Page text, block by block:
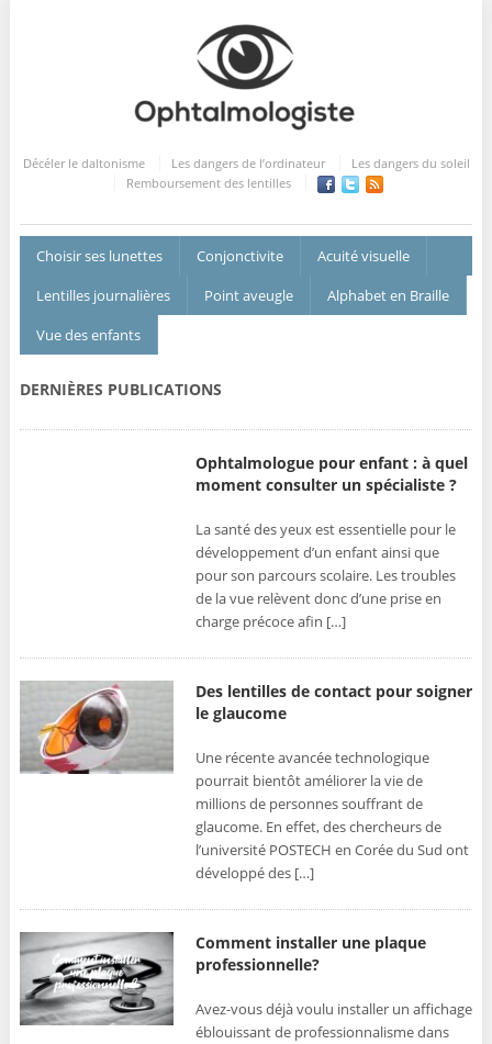
Décéler le daltonisme Les dangers de l’ordinateur
Les dangers du soleil
Remboursement des lentilles
Choisir ses lunettes Conjonctivite
Acuité visuelle
Lentilles journalières
Point aveugle
Alphabet en Braille
Vue des enfants
DERNIÈRES PUBLICATIONS
Ophtalmologue pour enfant : à quel
moment consulter un spécialiste ?
La santé des yeux est essentielle pour le
développement d’un enfant ainsi que
pour son parcours scolaire. Les troubles
de la vue relèvent donc d’une prise en
charge précoce afin […]
Des lentilles de contact pour soigner
le glaucome
Une récente avancée technologique
pourrait bientôt améliorer la vie de
millions de personnes souffrant de
glaucome. En effet, des chercheurs de
l’université POSTECH en Corée du Sud ont
développé des […]
Comment installer une plaque
professionnelle?
Avez-vous déjà voulu installer un affichage
éblouissant de professionnalisme dans